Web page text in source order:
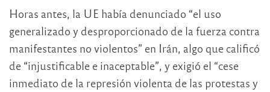
Horas antes, la UE había denunciado “el uso
generalizado y desproporcionado de la fuerza contra
manifestantes no violentos” en Irán, algo que calificó
de “injustificable e inaceptable”, y exigió el “cese
inmediato de la represión violenta de las protestas y